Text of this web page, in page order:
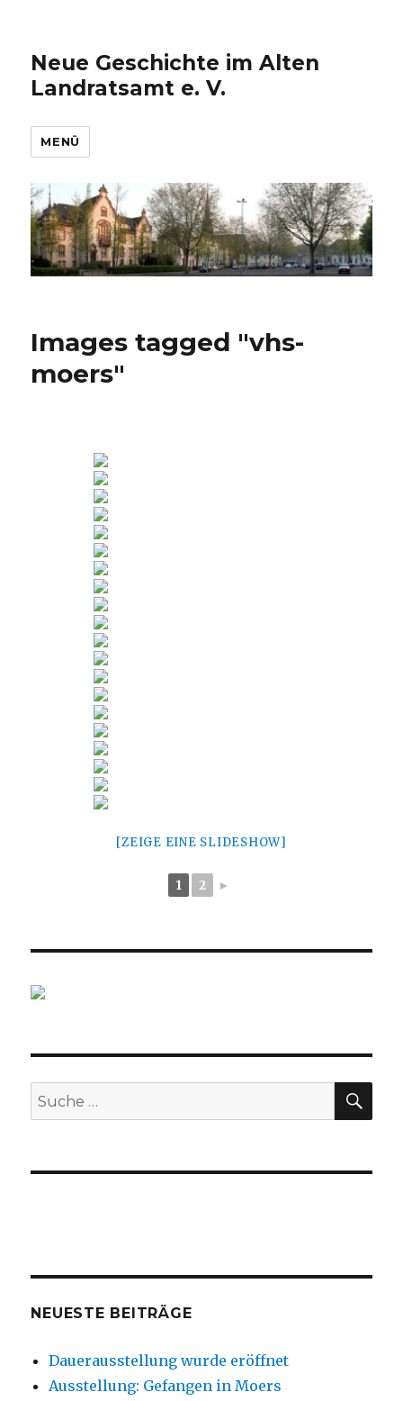
Neue Geschichte im Alten
Landratsamt e. V.
MENÜ
Images tagged "vhs-
moers"
[ZEIGE EINE SLIDESHOW]
1 2 ►
NEUESTE BEITRÄGE
Dauerausstellung wurde eröffnet
Ausstellung: Gefangen in Moers